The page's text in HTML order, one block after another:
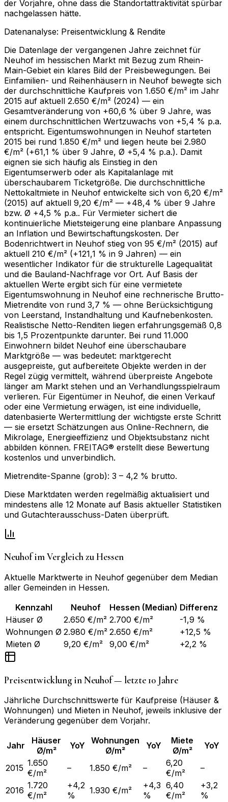
der Vorjahre, ohne dass die Standortattraktivität spürbar
nachgelassen hätte.
Datenanalyse: Preisentwicklung & Rendite
Die Datenlage der vergangenen Jahre zeichnet für
Neuhof im hessischen Markt mit Bezug zum Rhein-
Main-Gebiet ein klares Bild der Preisbewegungen. Bei
Einfamilien- und Reihenhäusern in Neuhof bewegte sich
der durchschnittliche Kaufpreis von 1.650 €/m² im Jahr
2015 auf aktuell 2.650 €/m² (2024) — ein
Gesamtveränderung von +60,6 % über 9 Jahre, was
einem durchschnittlichen Wertzuwachs von +5,4 % p.a.
entspricht. Eigentumswohnungen in Neuhof starteten
2015 bei rund 1.850 €/m² und liegen heute bei 2.980
€/m² (+61,1 % über 9 Jahre, Ø +5,4 % p.a.). Damit
eignen sie sich häufig als Einstieg in den
Eigentumserwerb oder als Kapitalanlage mit
überschaubarem Ticketgröße. Die durchschnittliche
Nettokaltmiete in Neuhof entwickelte sich von 6,20 €/m²
(2015) auf aktuell 9,20 €/m² — +48,4 % über 9 Jahre
bzw. Ø +4,5 % p.a.. Für Vermieter sichert die
kontinuierliche Mietsteigerung eine planbare Anpassung
an Inflation und Bewirtschaftungskosten. Der
Bodenrichtwert in Neuhof stieg von 95 €/m² (2015) auf
aktuell 210 €/m² (+121,1 % in 9 Jahren) — ein
wesentlicher Indikator für die strukturelle Lagequalität
und die Bauland-Nachfrage vor Ort. Auf Basis der
aktuellen Werte ergibt sich für eine vermietete
Eigentumswohnung in Neuhof eine rechnerische Brutto-
Mietrendite von rund 3,7 % — ohne Berücksichtigung
von Leerstand, Instandhaltung und Kaufnebenkosten.
Realistische Netto-Renditen liegen erfahrungsgemäß 0,8
bis 1,5 Prozentpunkte darunter. Bei rund 11.000
Einwohnern bildet Neuhof eine überschaubare
Marktgröße — was bedeutet: marktgerecht
ausgepreiste, gut aufbereitete Objekte werden in der
Regel zügig vermittelt, während überpreiste Angebote
länger am Markt stehen und an Verhandlungsspielraum
verlieren. Für Eigentümer in Neuhof, die einen Verkauf
oder eine Vermietung erwägen, ist eine individuelle,
datenbasierte Wertermittlung der wichtigste erste Schritt
— sie ersetzt Schätzungen aus Online-Rechnern, die
Mikrolage, Energieeffizienz und Objektsubstanz nicht
abbilden können. FREITAG® erstellt diese Bewertung
kostenlos und unverbindlich.
Mietrendite-Spanne (grob): 3 – 4,2 % brutto.
Diese Marktdaten werden regelmäßig aktualisiert und
mindestens alle 12 Monate auf Basis aktueller Statistiken
und Gutachterausschuss-Daten überprüft.
Neuhofim Vergleich zuHessen
Aktuelle Marktwerte in Neuhof gegenüber dem Median
aller Gemeinden in Hessen.
Kennzahl
Neuhof Hessen (Median) Differenz
Häuser Ø
2.650 €/m² 2.700 €/m²
-1,9 %
Wohnungen Ø 2.980 €/m² 2.650 €/m²
+12,5 %
Mieten Ø
9,20 €/m² 9,00 €/m² +2,2 %
Preisentwicklung inNeuhof— letzte 10 Jahre
Jährliche Durchschnittswerte für Kaufpreise (Häuser &
Wohnungen) und Mieten in Neuhof, jeweils inklusive der
Veränderung gegenüber dem Vorjahr.
Jahr
Häuser
Ø/m²
YoY
Wohnungen
Ø/m²
YoY
Miete
Ø/m²
YoY
2015 1.650
€/m²
– 1.850 €/m² –
6,20
€/m²
–
2016 1.720
€/m²
+4,2
%
1.930 €/m²
+4,3
%
6,40
€/m²
+3,2
%